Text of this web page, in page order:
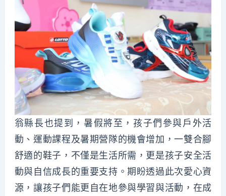
翁縣長也提到，暑假將至，孩子們參與戶外活
動、運動課程及暑期營隊的機會增加，一雙合腳
舒適的鞋子，不僅是生活所需，更是孩子安全活
動與自信成長的重要支持。期盼透過此次愛心資
源，讓孩子們能更自在地參與學習與活動，在成